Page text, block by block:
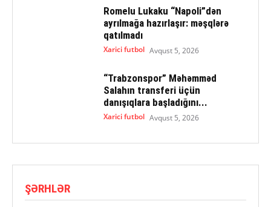
Romelu Lukaku “Napoli”dən
ayrılmağa hazırlaşır: məşqlərə
qatılmadı
Xarici futbol Avqust 5, 2026
“Trabzonspor” Məhəmməd
Salahın transferi üçün
danışıqlara başladığını...
Xarici futbol Avqust 5, 2026
ŞƏRHLƏR